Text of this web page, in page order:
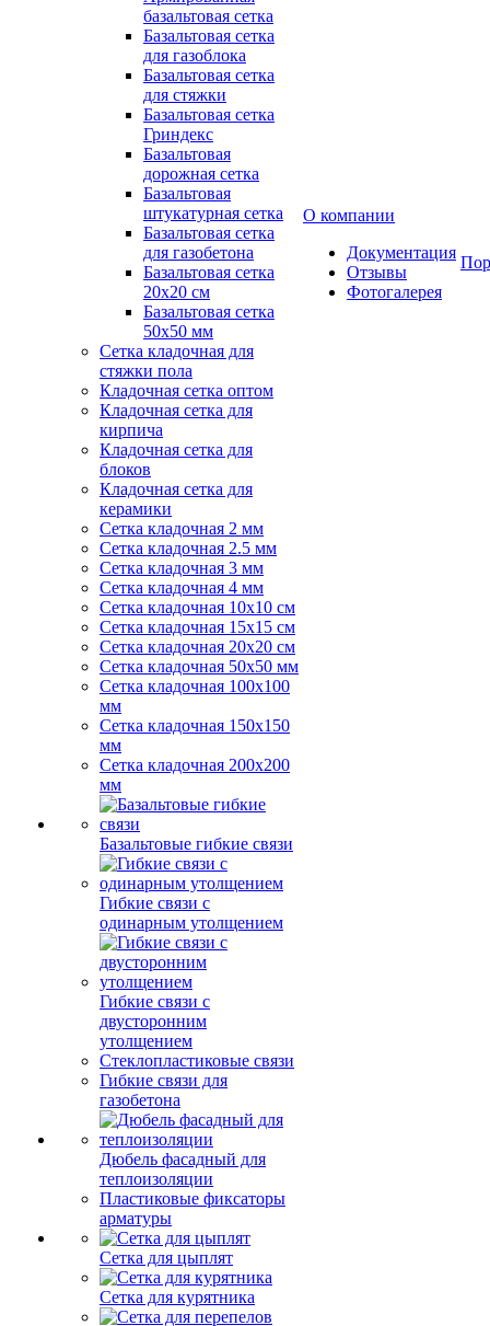
базальтовая сетка
Базальтовая сетка
для газоблока
Базальтовая сетка
для стяжки
Базальтовая сетка
Гриндекс
Базальтовая
дорожная сетка
Базальтовая
штукатурная сетка
Базальтовая сетка
для газобетона
Базальтовая сетка
20x20 см
Базальтовая сетка
50x50 мм
Сетка кладочная для
стяжки пола
Кладочная сетка оптом
Кладочная сетка для
кирпича
Кладочная сетка для
блоков
Кладочная сетка для
керамики
Сетка кладочная 2 мм
Сетка кладочная 2.5 мм
Сетка кладочная 3 мм
Сетка кладочная 4 мм
Сетка кладочная 10x10 см
Сетка кладочная 15x15 см
Сетка кладочная 20x20 см
Сетка кладочная 50x50 мм
Сетка кладочная 100x100
мм
Сетка кладочная 150x150
мм
Сетка кладочная 200x200
мм
Базальтовые гибкие связи
Гибкие связи с
одинарным утолщением
Гибкие связи с
двусторонним
утолщением
Стеклопластиковые связи
Гибкие связи для
газобетона
Дюбель фасадный для
теплоизоляции
Пластиковые фиксаторы
арматуры
Сетка для цыплят
Сетка для курятника
О компании
Документация
Отзывы
Фотогалерея